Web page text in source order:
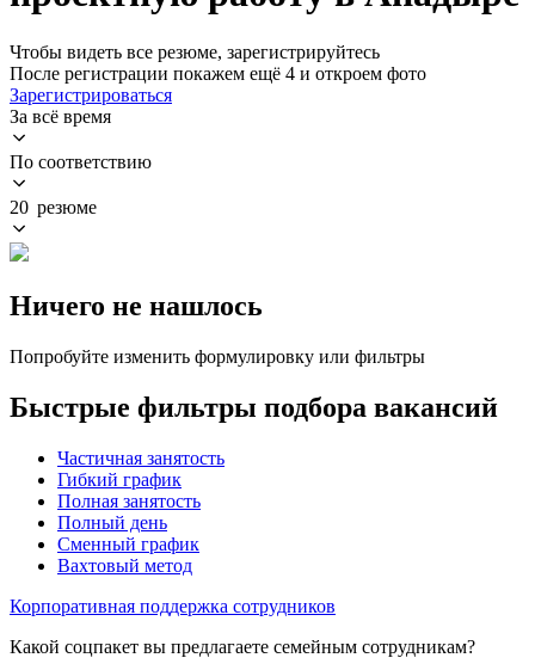
Чтобы видеть все резюме, зарегистрируйтесь
После регистрации покажем ещё 4 и откроем фото
Зарегистрироваться
За всё время
По соответствию
20 резюме
Ничего не нашлось
Попробуйте изменить формулировку или фильтры
Быстрые фильтры подбора вакансий
Частичная занятость
Гибкий график
Полная занятость
Полный день
Сменный график
Вахтовый метод
Корпоративная поддержка сотрудников
Какой соцпакет вы предлагаете семейным сотрудникам?